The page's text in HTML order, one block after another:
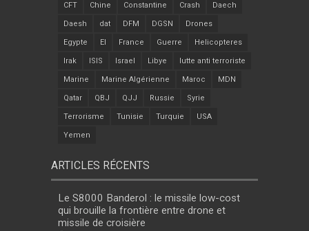
CFT Chine Constantine Crash Daech
Daesh dat DFM DGSN Drones
Egypte EI France Guerre Helicopteres
Irak ISIS Israel Libye lutte anti terroriste
Marine Marine Algérienne Maroc MDN
Qatar QBJ QJJ Russie Syrie
Terrorisme Tunisie Turquie USA
Yemen
ARTICLES RÉCENTS
Le S8000 Banderol : le missile low-cost
qui brouille la frontière entre drone et
missile de croisière